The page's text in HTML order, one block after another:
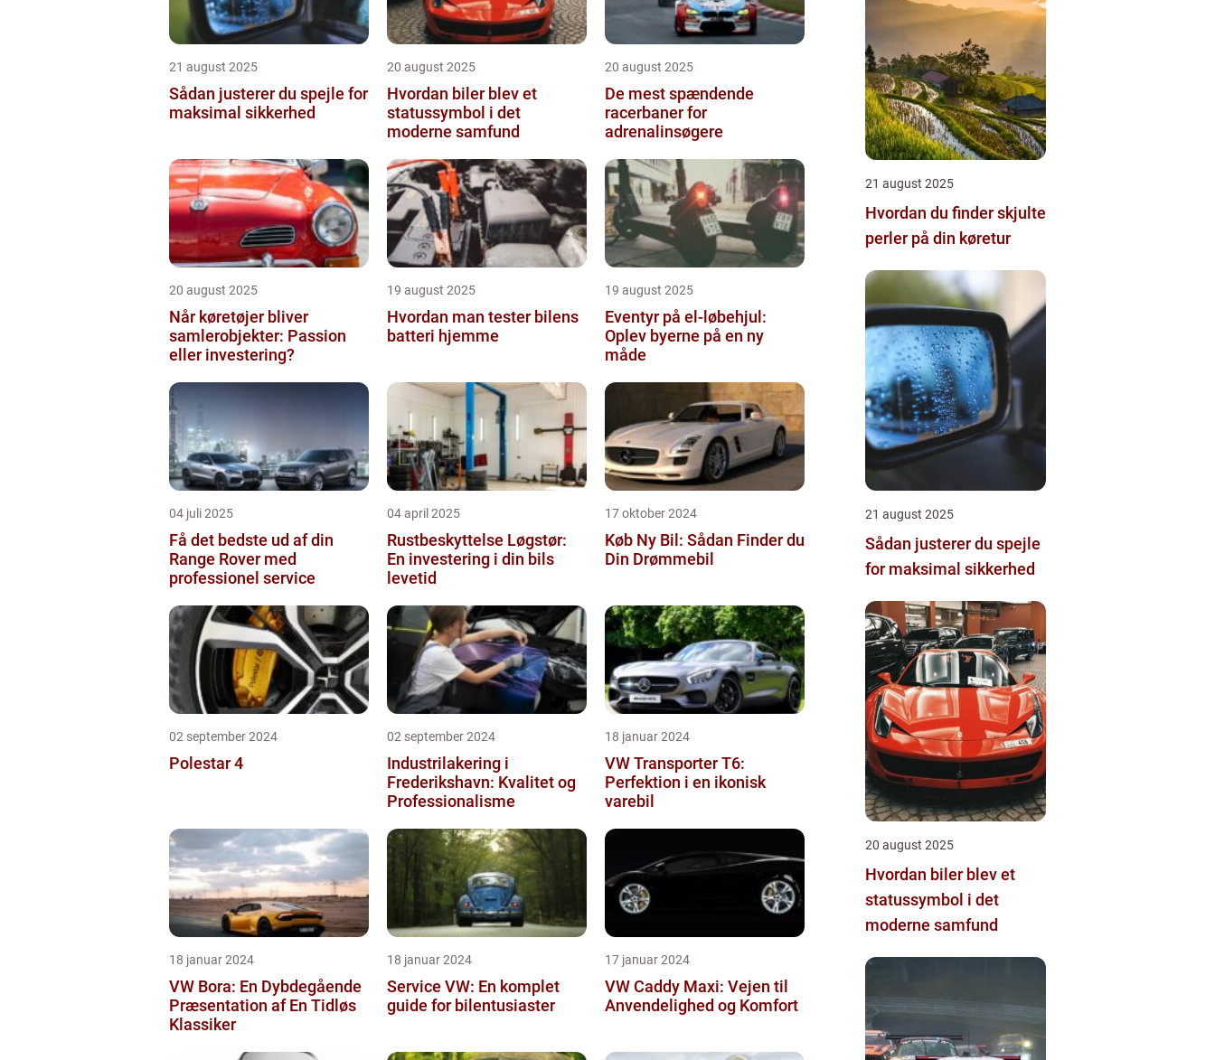
21 august 2025
Sådan justerer du spejle for
maksimal sikkerhed
20 august 2025
Hvordan biler blev et
statussymbol i det
moderne samfund
20 august 2025
De mest spændende
racerbaner for
adrenalinsøgere
20 august 2025
Når køretøjer bliver
samlerobjekter: Passion
eller investering?
19 august 2025
Hvordan man tester bilens
batteri hjemme
19 august 2025
Eventyr på el-løbehjul:
Oplev byerne på en ny
måde
04 juli 2025
Få det bedste ud af din
Range Rover med
professionel service
04 april 2025
Rustbeskyttelse Løgstør:
En investering i din bils
levetid
17 oktober 2024
Køb Ny Bil: Sådan Finder du
Din Drømmebil
02 september 2024
Polestar 4
02 september 2024
Industrilakering i
Frederikshavn: Kvalitet og
Professionalisme
18 januar 2024
VW Transporter T6:
Perfektion i en ikonisk
varebil
18 januar 2024
VW Bora: En Dybdegående
Præsentation af En Tidløs
Klassiker
18 januar 2024
Service VW: En komplet
guide for bilentusiaster
17 januar 2024
VW Caddy Maxi: Vejen til
Anvendelighed og Komfort
21 august 2025
Hvordan du finder skjulte
perler på din køretur
21 august 2025
Sådan justerer du spejle
for maksimal sikkerhed
20 august 2025
Hvordan biler blev et
statussymbol i det
moderne samfund